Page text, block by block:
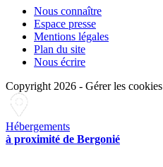
Nous connaître
Espace presse
Mentions légales
Plan du site
Nous écrire
Copyright 2026 - Gérer les cookies
Hébergements
à proximité de Bergonié